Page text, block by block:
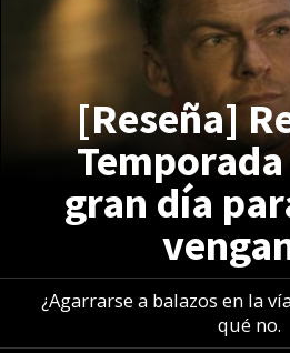
[Reseña]
gran día
¿Agarrarse a balazos en la
qué no.